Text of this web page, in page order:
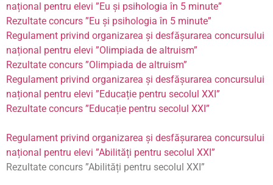
național pentru elevi ”Eu și psihologia în 5 minute”
Rezultate concurs ”Eu și psihologia în 5 minute”
Regulament privind organizarea și desfășurarea concursului
național pentru elevi ”Olimpiada de altruism”
Rezultate concurs ”Olimpiada de altruism”
Regulament privind organizarea și desfășurarea concursului
național pentru elevi ”Educație pentru secolul XXI”
Rezultate concurs ”Educație pentru secolul XXI”
Regulament privind organizarea și desfășurarea concursului
național pentru elevi ”Abilități pentru secolul XXI”
Rezultate concurs ”Abilități pentru secolul XXI”